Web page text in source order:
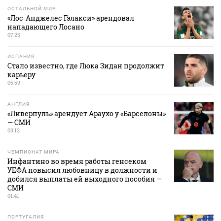
ОСТАЛЬНОЙ МИР
«Лос‑Анджелес Гэлакси» арендовал
нападающего Лосано
07:25
ИСПАНИЯ
Стало известно, где Люка Зидан продолжит
карьеру
05:59
АНГЛИЯ
«Ливерпуль» арендует Араухо у «Барселоны»
— СМИ
03:12
ЧЕМПИОНАТ МИРА
Инфантино во время работы генсеком
УЕФА повысил любовницу в должности и
добился выплаты ей выходного пособия —
СМИ
01:41
ПОРТУГАЛИЯ